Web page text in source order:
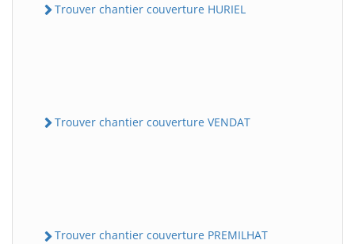
Trouver chantier couverture HURIEL
Trouver chantier couverture VENDAT
Trouver chantier couverture PREMILHAT